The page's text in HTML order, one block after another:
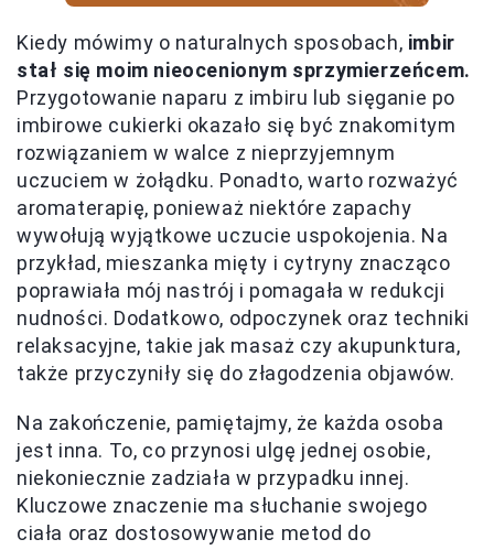
Kiedy mówimy o naturalnych sposobach, imbir
stał się moim nieocenionym sprzymierzeńcem.
Przygotowanie naparu z imbiru lub sięganie po
imbirowe cukierki okazało się być znakomitym
rozwiązaniem w walce z nieprzyjemnym
uczuciem w żołądku. Ponadto, warto rozważyć
aromaterapię, ponieważ niektóre zapachy
wywołują wyjątkowe uczucie uspokojenia. Na
przykład, mieszanka mięty i cytryny znacząco
poprawiała mój nastrój i pomagała w redukcji
nudności. Dodatkowo, odpoczynek oraz techniki
relaksacyjne, takie jak masaż czy akupunktura,
także przyczyniły się do złagodzenia objawów.
Na zakończenie, pamiętajmy, że każda osoba
jest inna. To, co przynosi ulgę jednej osobie,
niekoniecznie zadziała w przypadku innej.
Kluczowe znaczenie ma słuchanie swojego
ciała oraz dostosowywanie metod do